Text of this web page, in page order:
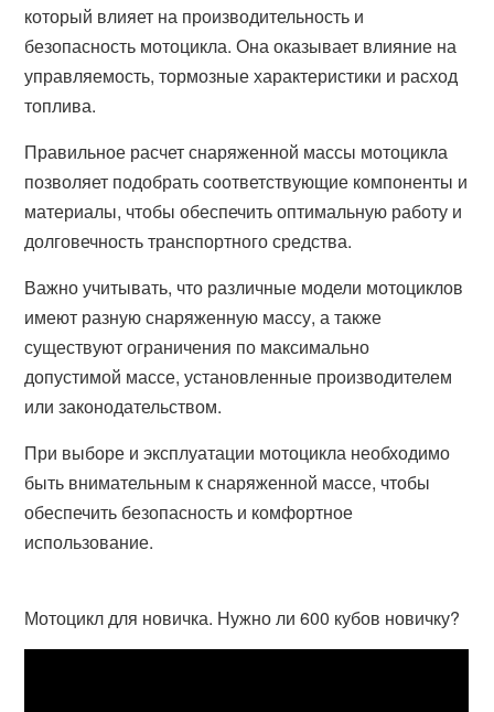
который влияет на производительность и
безопасность мотоцикла. Она оказывает влияние на
управляемость, тормозные характеристики и расход
топлива.
Правильное расчет снаряженной массы мотоцикла
позволяет подобрать соответствующие компоненты и
материалы, чтобы обеспечить оптимальную работу и
долговечность транспортного средства.
Важно учитывать, что различные модели мотоциклов
имеют разную снаряженную массу, а также
существуют ограничения по максимально
допустимой массе, установленные производителем
или законодательством.
При выборе и эксплуатации мотоцикла необходимо
быть внимательным к снаряженной массе, чтобы
обеспечить безопасность и комфортное
использование.
Мотоцикл для новичка. Нужно ли 600 кубов новичку?